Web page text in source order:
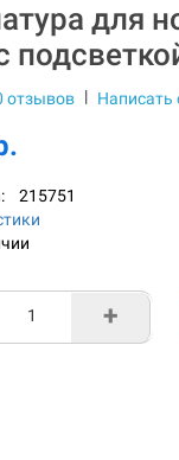
для
отзывов | Написать
215751
+